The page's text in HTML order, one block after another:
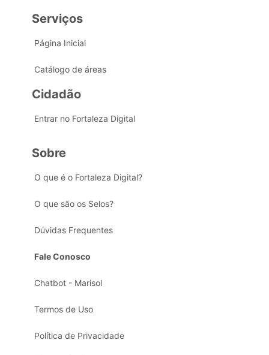
Serviços
Página Inicial
Catálogo de áreas
Cidadão
Entrar no Fortaleza Digital
Sobre
O que é o Fortaleza Digital?
O que são os Selos?
Dúvidas Frequentes
Fale Conosco
Chatbot - Marisol
Termos de Uso
Política de Privacidade